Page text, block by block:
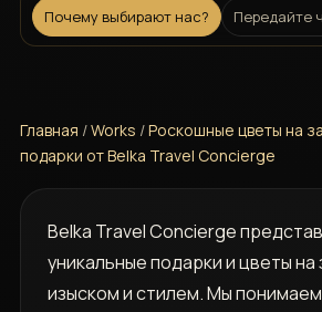
Почему выбирают нас? Передайте
Главная /Works /Роскошные цветы на
подарки от Belka Travel Concierge
Belka Travel Concierge
уникальные подарки и цветы на
изыском и стилем. Мы